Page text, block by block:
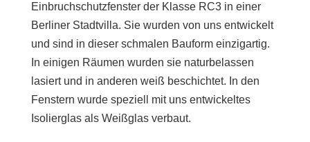
Einbruchschutzfenster der Klasse RC3 in einer
Berliner Stadtvilla. Sie wurden von uns entwickelt
und sind in dieser schmalen Bauform einzigartig.
In einigen Räumen wurden sie naturbelassen
lasiert und in anderen weiß beschichtet. In den
Fenstern wurde speziell mit uns entwickeltes
Isolierglas als Weißglas verbaut.